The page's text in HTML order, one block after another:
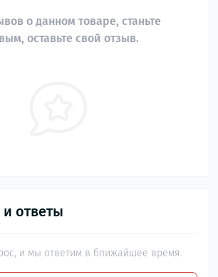
о данном товаре, станьте
оставьте свой отзыв.
ответы
и мы ответим в ближайшее время.